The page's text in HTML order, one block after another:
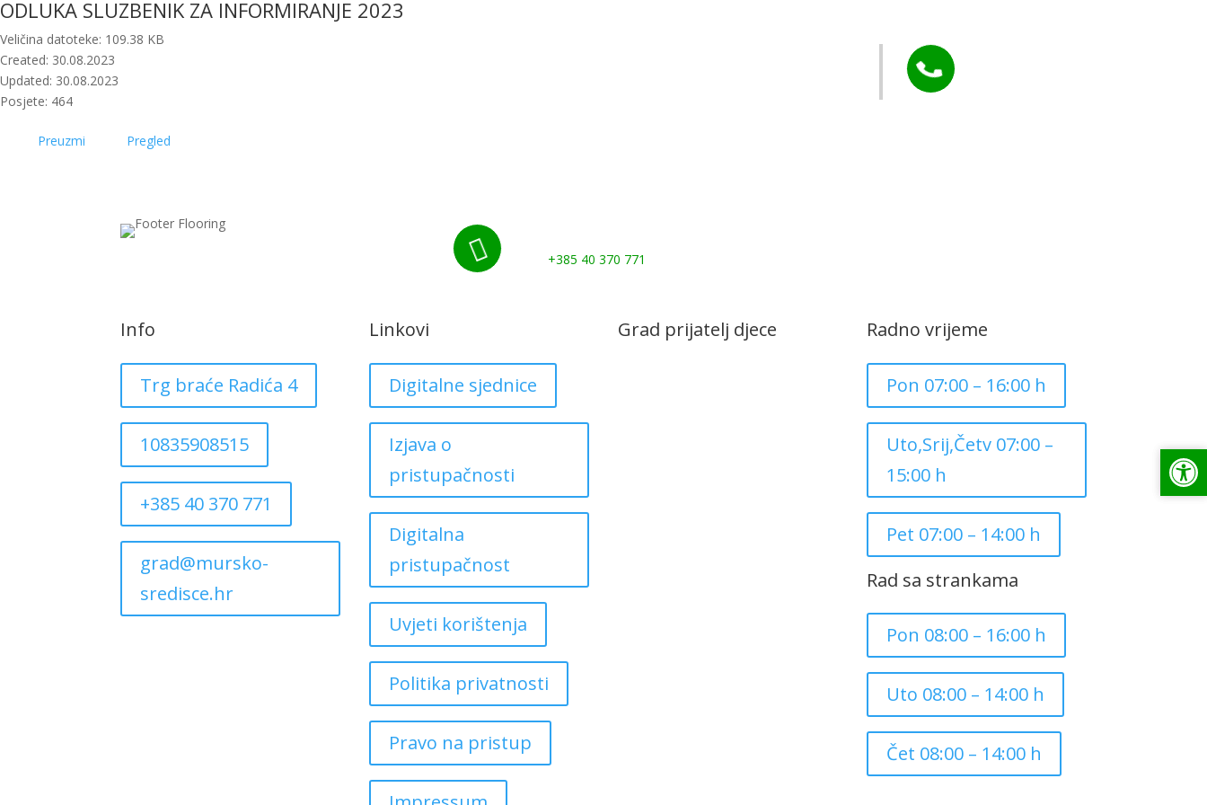

ODLUKA SLUZBENIK ZA INFORMIRANJE 2023
Veličina datoteke: 109.38 KB
Created: 30.08.2023
Updated: 30.08.2023
Posjete: 464
Preuzmi Pregled
 +385 40 370 771
Info
Trg braće Radića 4
10835908515
+385 40 370 771
grad@mursko-
sredisce.hr
Linkovi
Digitalne sjednice
Izjava o
pristupačnosti
Digitalna
pristupačnost
Uvjeti korištenja
Politika privatnosti
Pravo na pristup
Grad prijatelj djece Radno vrijeme
Pon 07:00 – 16:00 h
Uto,Srij,Četv 07:00 –
15:00 h
Pet 07:00 – 14:00 h
Rad sa strankama
Pon 08:00 – 16:00 h
Uto 08:00 – 14:00 h
Čet 08:00 – 14:00 h